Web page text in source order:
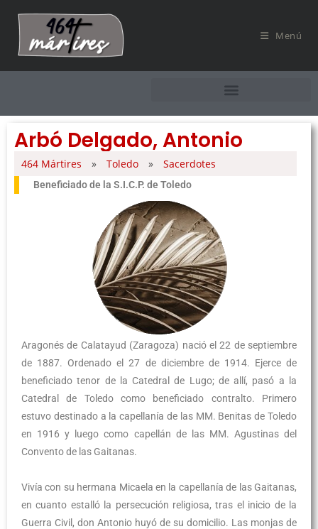
Menú
Arbó Delgado, Antonio
464 Mártires » Toledo » Sacerdotes
Beneficiado de la S.I.C.P. de Toledo
Aragonés de Calatayud (Zaragoza) nació el 22 de septiembre
de 1887. Ordenado el 27 de diciembre de 1914. Ejerce de
beneficiado tenor de la Catedral de Lugo; de allí, pasó a la
Catedral de Toledo como beneficiado contralto. Primero
estuvo destinado a la capellanía de las MM. Benitas de Toledo
en 1916 y luego como capellán de las MM. Agustinas del
Convento de las Gaitanas.
Vivía con su hermana Micaela en la capellanía de las Gaitanas,
en cuanto estalló la persecución religiosa, tras el inicio de la
Guerra Civil, don Antonio huyó de su domicilio. Las monjas de